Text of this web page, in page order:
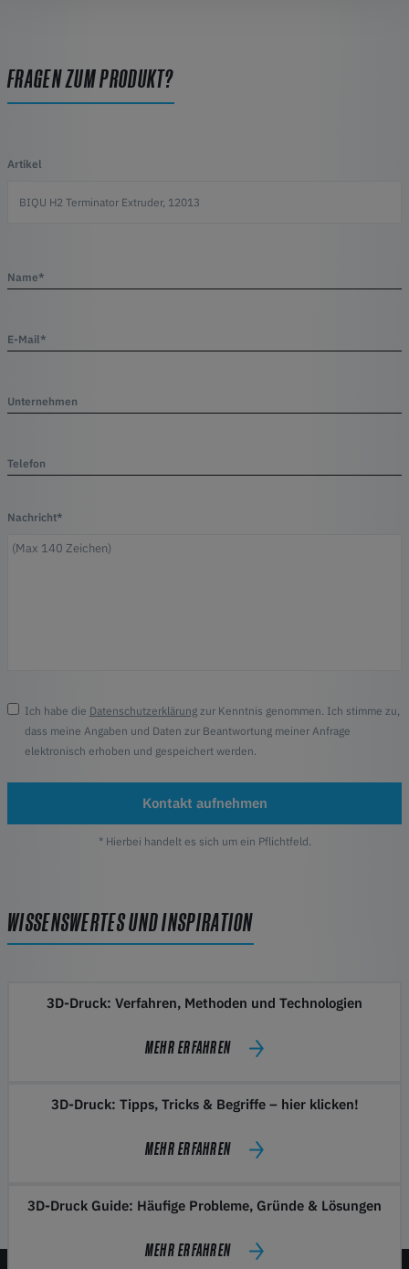
FRAGEN ZUM PRODUKT?
Artikel
Name*
E-Mail*
Unternehmen
Telefon
Nachricht*
Ich habe die Datenschutzerklärungzur Kenntnis genommen. Ich stimme zu,
dass meine Angaben und Daten zur Beantwortung meiner Anfrage
elektronisch erhoben und gespeichert werden.
Kontakt aufnehmen
* Hierbei handelt es sich um ein Pflichtfeld.
WISSENSWERTES UND INSPIRATION
3D-Druck: Verfahren, Methoden und Technologien
MEHR ERFAHREN
3D-Druck: Tipps, Tricks & Begriffe – hier klicken!
MEHR ERFAHREN
3D-Druck Guide: Häufige Probleme, Gründe & Lösungen
MEHR ERFAHREN